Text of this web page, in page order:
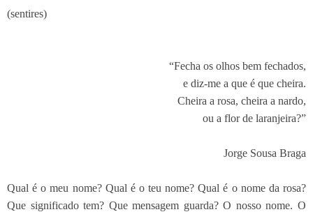
(sentires)
“Fecha os olhos bem fechados,
e diz-me a que é que cheira.
Cheira a rosa, cheira a nardo,
ou a flor de laranjeira?”
Jorge Sousa Braga
Qual é o meu nome? Qual é o teu nome? Qual é o nome da rosa?
Que significado tem? Que mensagem guarda? O nosso nome. O